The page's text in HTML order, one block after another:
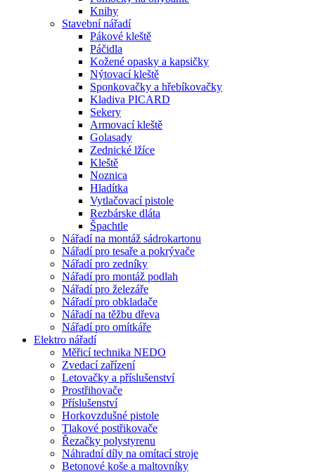
Knihy
Stavební nářadí
Pákové kleště
Páčidla
Kožené opasky a kapsičky
Nýtovací kleště
Sponkovačky a hřebíkovačky
Kladiva PICARD
Sekery
Armovací kleště
Golasady
Zednické lžíce
Kleště
Noznica
Hladítka
Vytlačovací pistole
Rezbárske dláta
Špachtle
Nářadí na montáž sádrokartonu
Nářadí pro tesaře a pokrývače
Nářadí pro zedníky
Nářadí pro montáž podlah
Nářadí pro železáře
Nářadí pro obkladače
Nářadí na těžbu dřeva
Nářadí pro omítkáře
Elektro nářadí
Měřicí technika NEDO
Zvedací zařízení
Letovačky a příslušenství
Prostřihovače
Příslušenství
Horkovzdušné pistole
Tlakové postřikovače
Řezačky polystyrenu
Náhradní díly na omítací stroje
Betonové koše a maltovníky